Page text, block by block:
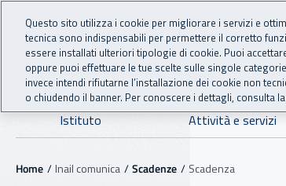
Vai al menu principale
Vai al contenuto principale
INAIL - Istituto
Navigazione principale
Istituto Attività e servizi
Navigazione - Ti trovi in:
Home Inail comunica Scadenze Scadenza
Questo sito utilizza i cookie per migliorare i servizi e
tecnica sono indispensabili per permettere il corretto
essere installati ulteriori tipologie di cookie. Puoi accettare
oppure puoi effettuare le tue scelte sulle singole categorie
invece intendi rifiutarne l’installazione dei cookie non
o chiudendo il banner. Per conoscere i dettagli, consulta